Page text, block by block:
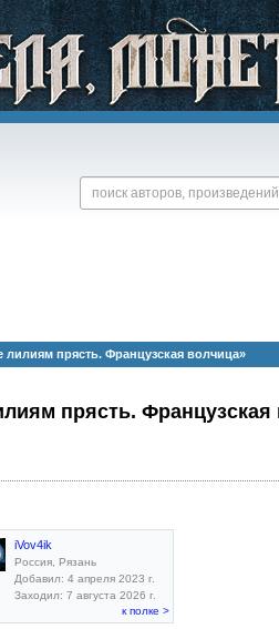
прясть. Французская волчица»
прясть. Французская
iVov4ik
Россия, Рязань
Добавил: 4 апреля 2023 г.
Заходил: 7 августа 2026 г.
к полке >